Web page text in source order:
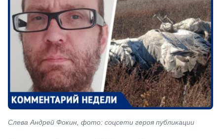
Слева Андрей Фокин, фото: соцсети героя публикации